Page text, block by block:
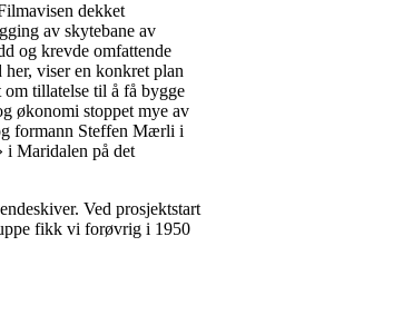
dekket
av skytebane av
og krevde omfattende
viser en konkret plan
om tillatelse til å få bygge
økonomi stoppet mye av
formann Steffen Mærli i
i Maridalen på det
Ved prosjektstart
fikk vi forøvrig i 1950